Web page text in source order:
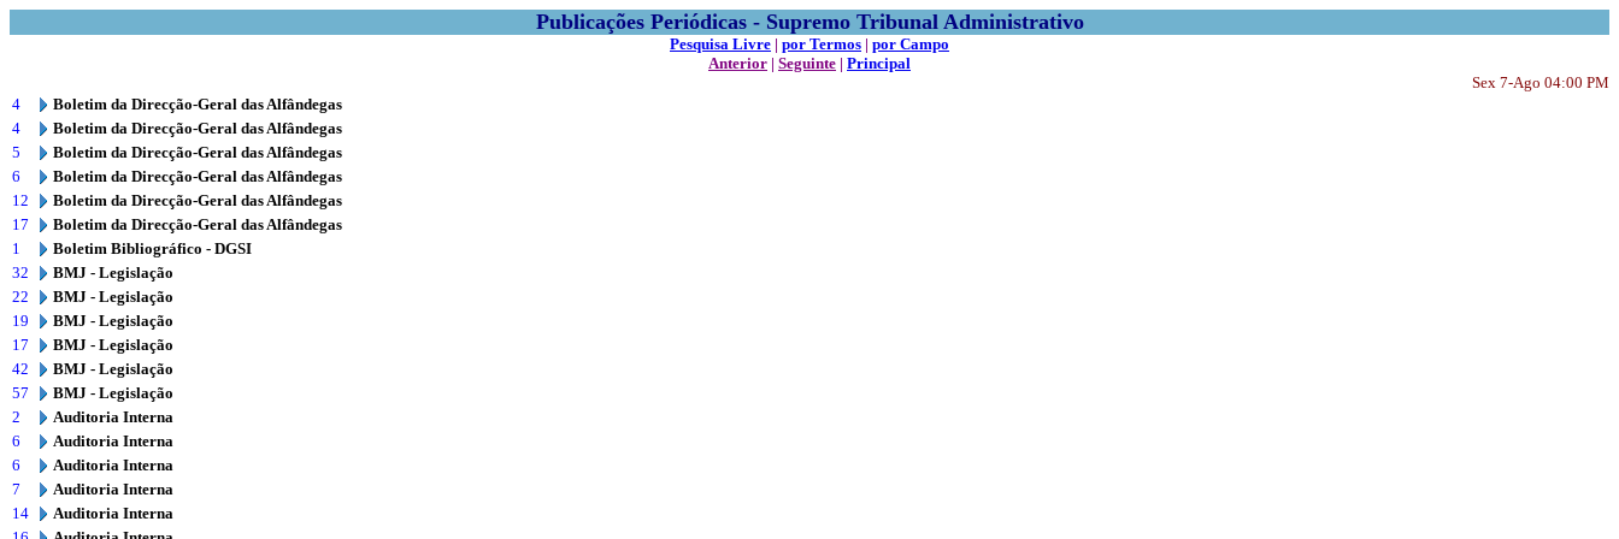
Publicações Periódicas - Supremo Tribunal Administrativo
Pesquisa Livre | por Termos | por Campo
Anterior | Seguinte | Principal
Sex 7-Ago 04:00 PM
4
Boletim da Direcção-Geral das Alfândegas
4
Boletim da Direcção-Geral das Alfândegas
5
Boletim da Direcção-Geral das Alfândegas
6
Boletim da Direcção-Geral das Alfândegas
12
Boletim da Direcção-Geral das Alfândegas
17
Boletim da Direcção-Geral das Alfândegas
1
Boletim Bibliográfico - DGSI
32
BMJ - Legislação
22
BMJ - Legislação
19
BMJ - Legislação
17
BMJ - Legislação
42
BMJ - Legislação
57
BMJ - Legislação
2
Auditoria Interna
6
Auditoria Interna
6
Auditoria Interna
7
Auditoria Interna
14
Auditoria Interna